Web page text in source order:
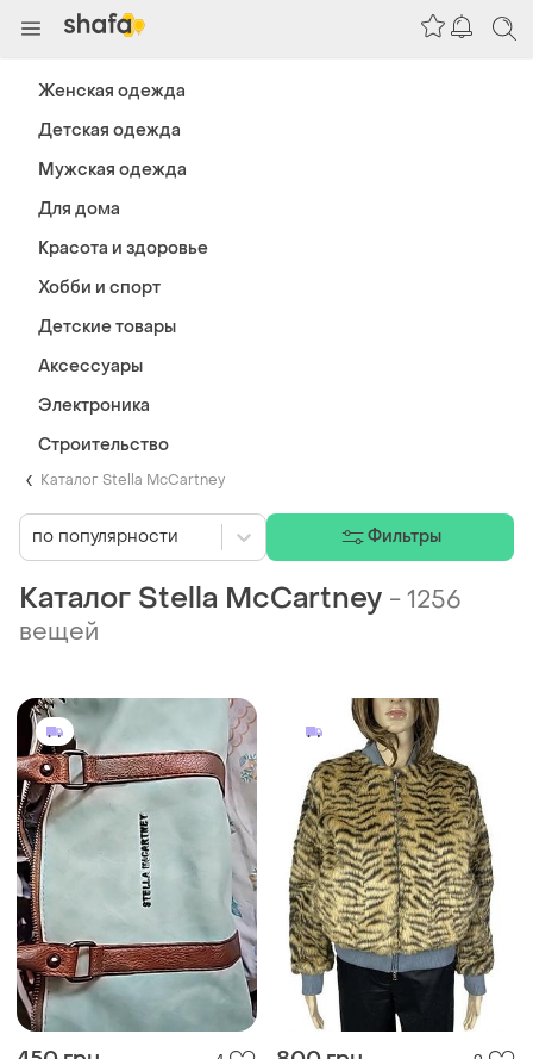
Каталог Stella McCartney
Каталог Stella McCartney -1256
вещей
по популярности Фильтры
Женская одежда
Детская одежда
Мужская одежда
Для дома
Красота и здоровье
Хобби и спорт
Детские товары
Аксессуары
Электроника
Строительство